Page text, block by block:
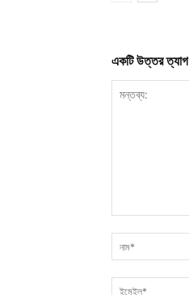
একটি উত্তর ত্যাগ